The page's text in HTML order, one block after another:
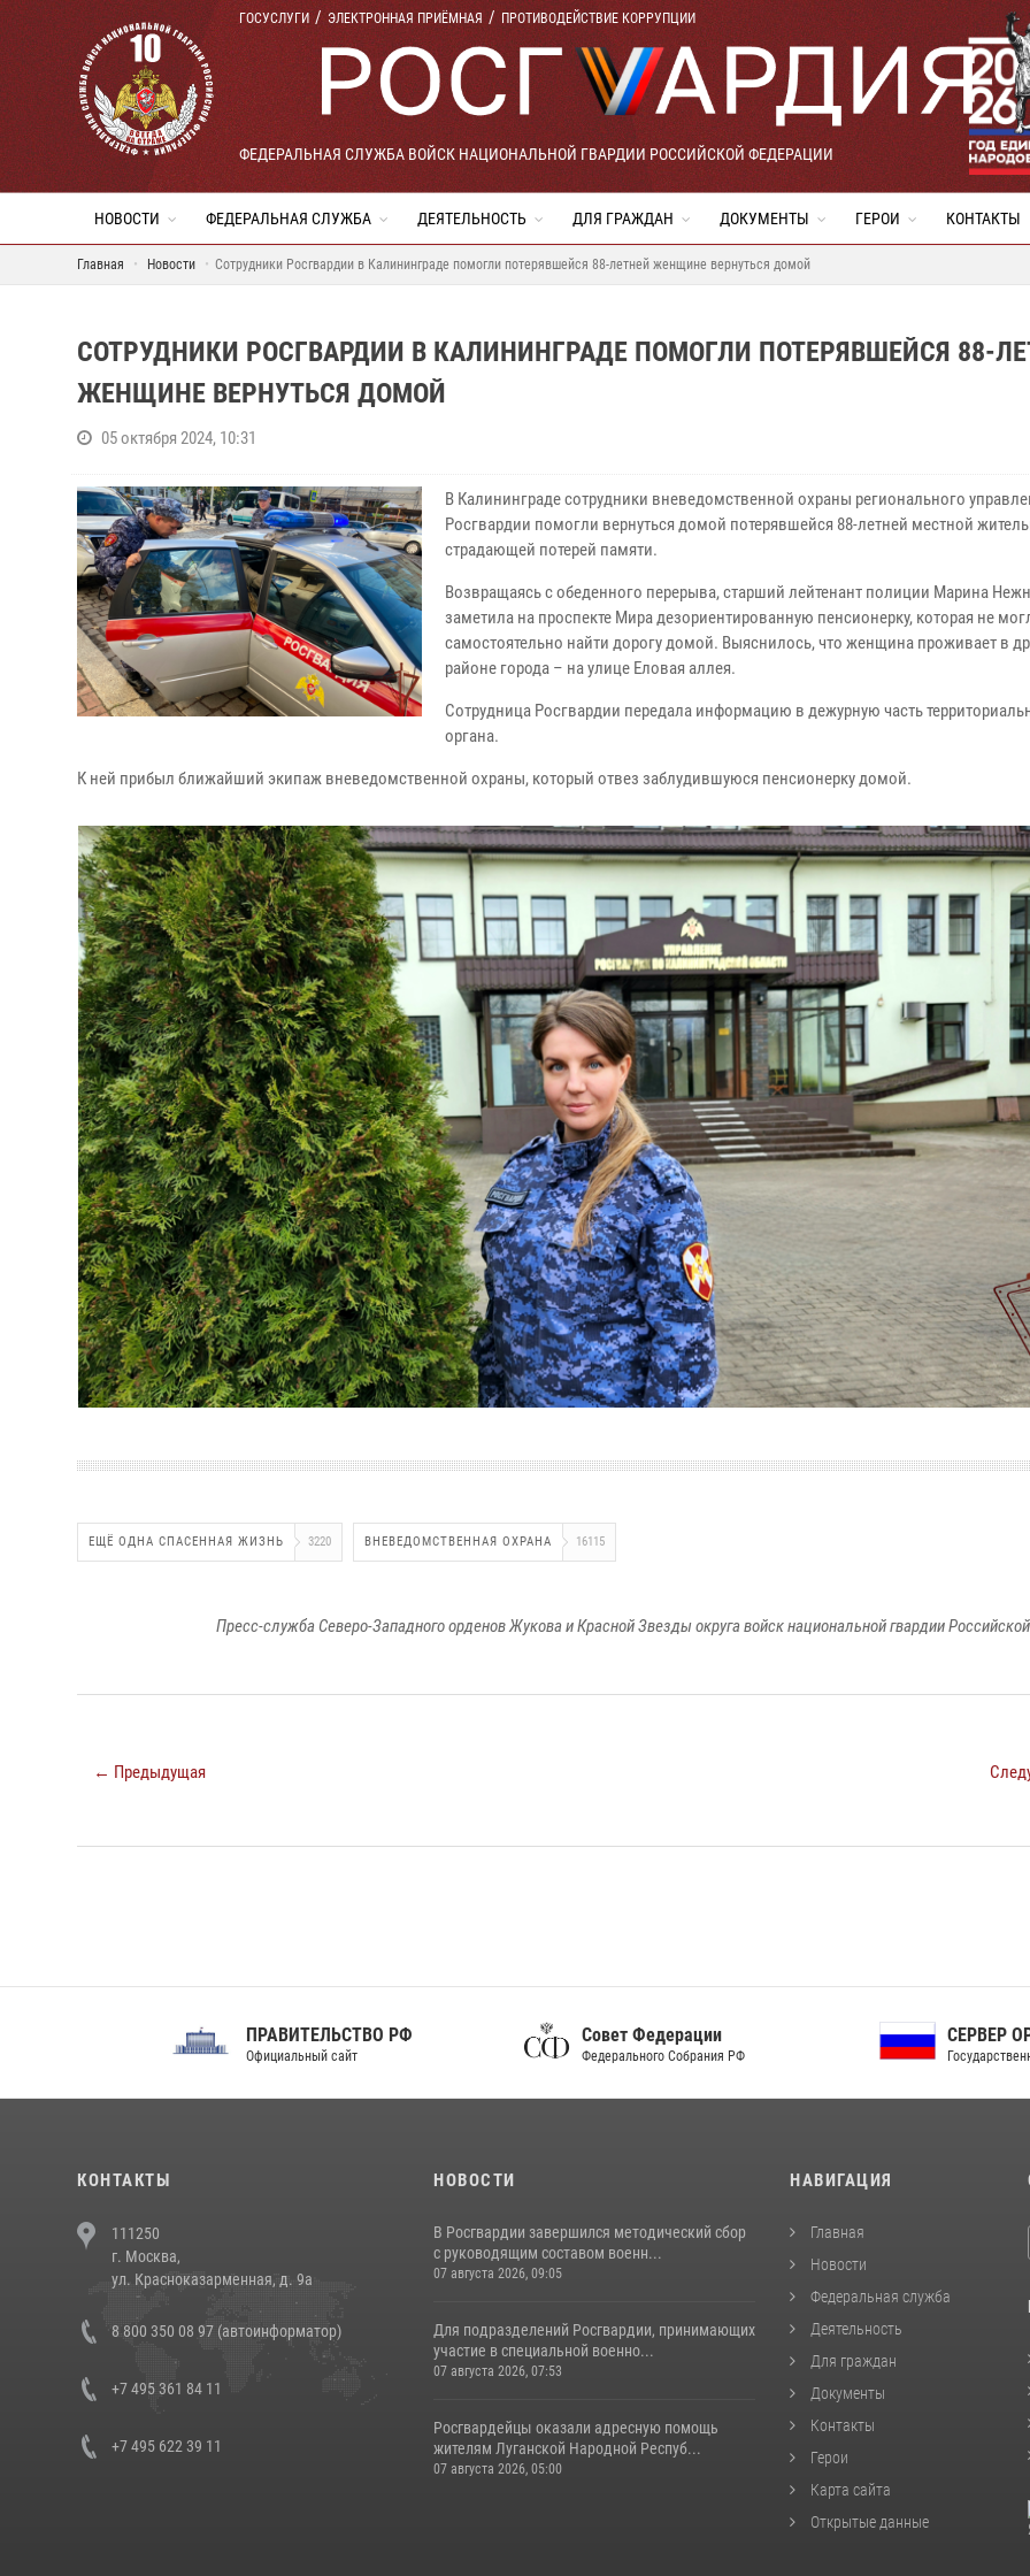
ГОСУСЛУГИ ЭЛЕКТРОННАЯ ПРИЁМНАЯ ПРОТИВОДЕЙСТВИЕ КОРРУПЦИИ
ФЕДЕРАЛЬНАЯ СЛУЖБА ВОЙСК НАЦИОНАЛЬНОЙ ГВАРДИИ РОССИЙСКОЙ ФЕДЕРАЦИИ
НОВОСТИ ФЕДЕРАЛЬНАЯ СЛУЖБА ДЕЯТЕЛЬНОСТЬ ДЛЯ ГРАЖДАН ДОКУМЕНТЫ ГЕРОИ КОНТАКТЫ
Главная Новости Сотрудники Росгвардии в Калининграде помогли потерявшейся 88-летней женщине вернуться домой
СОТРУДНИКИ РОСГВАРДИИ В КАЛИНИНГРАДЕ ПОМОГЛИ ПОТЕРЯВШЕЙСЯ 88-
ЖЕНЩИНЕ ВЕРНУТЬСЯ ДОМОЙ
05 октября 2024, 10:31
В Калининграде сотрудники вневедомственной охраны регионального
Росгвардии помогли вернуться домой потерявшейся 88-летней местной
страдающей потерей памяти.
Возвращаясь с обеденного перерыва, старший лейтенант полиции Марина
заметила на проспекте Мира дезориентированную пенсионерку, которая не
самостоятельно найти дорогу домой. Выяснилось, что женщина проживает в
районе города – на улице Еловая аллея.
Сотрудница Росгвардии передала информацию в дежурную часть
органа.
К ней прибыл ближайший экипаж вневедомственной охраны, который отвез заблудившуюся пенсионерку домой.
ЕЩЁ ОДНА СПАСЕННАЯ ЖИЗНЬ 3220 ВНЕВЕДОМСТВЕННАЯ ОХРАНА 16115
Пресс-служба Северо-Западного орденов Жукова и Красной Звезды округа войск национальной гвардии
← Предыдущая
ПРАВИТЕЛЬСТВО РФ
Официальный сайт
Совет Федерации
Федерального Собрания РФ
СЕРВЕР ОРГАНОВ
Государственной власти РФ
КОНТАКТЫ
111250
г. Москва,
ул. Красноказарменная, д. 9а
8 800 350 08 97 (автоинформатор)
+7 495 361 84 11
+7 495 622 39 11
НОВОСТИ
В Росгвардии завершился методический сбор
с руководящим составом военн...
07 августа 2026, 09:05
Для подразделений Росгвардии, принимающих
участие в специальной военно...
07 августа 2026, 07:53
Росгвардейцы оказали адресную помощь
жителям Луганской Народной Респуб...
07 августа 2026, 05:00
НАВИГАЦИЯ
Главная
Новости
Федеральная служба
Деятельность
Для граждан
Документы
Контакты
Герои
Карта сайта
Открытые данные